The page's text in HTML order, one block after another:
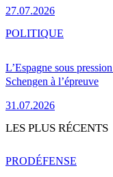
27.07.2026
L’Espagne sous
Schengen à l’épreuve
31.07.2026
POLITIQUE
LES PLUS RÉCENTS
PRODÉFENSE